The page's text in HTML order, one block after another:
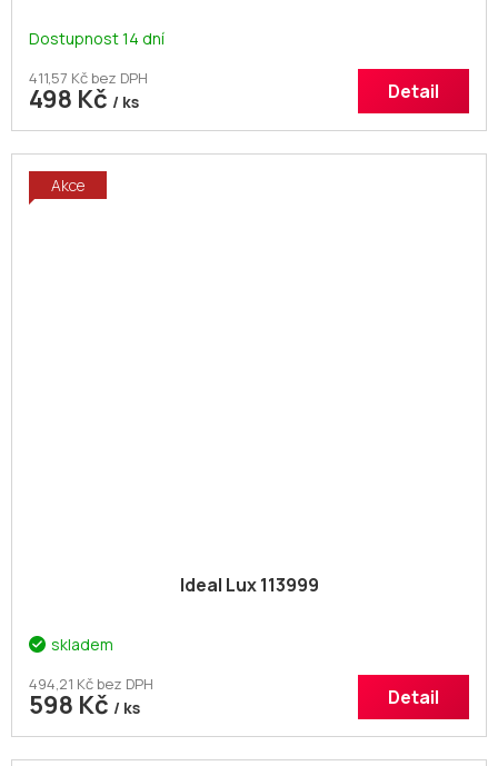
Dostupnost 14 dní
411,57 Kč bez DPH
498 Kč / ks Detail
Akce
Ideal Lux 113999
skladem
494,21 Kč bez DPH
598 Kč / ks Detail